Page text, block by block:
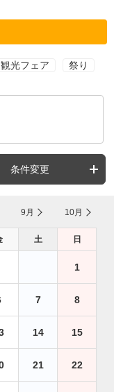
光フェア 祭り
条件変更
9月 10月
土 日
1
7 8
14 15
21 22